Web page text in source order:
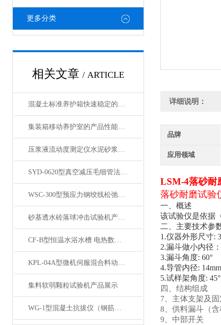
更多分类
相关文章 / ARTICLE
混凝土标准养护箱快速稳定的温湿度调节，确保标准化养护
集装箱移动养护室的产品性能特点和基本配置要求
压浆液流动度测定仪水泥砂浆稠度测定仪产品展示
SYD-0620型真空减压毛细管法沥青动力粘度试验仪展示
WSC-300型预应力钢绞线松弛试验机 产品展示
砂基透水砖落球冲击试验机产品展示
CF-B型恒温水浴水槽 电热数显实验室水浴锅加热产品展示
KPL-04A型微机伺服混合料动态疲劳试验机产品展示
集料软弱颗粒试验机产品展示
WG-1型混凝土抗拔仪（钢筋握裹力试验）产品展示
详细说明：
品牌
应用领域
LSM-4落砂耐
落砂耐磨试验
一、概述
该试验仪是依据
二、主要技术参
1.仪器外形尺寸:
2.漏斗做小内径
3.漏斗角度: 60°
4.导管内径:
5.试样架角度: 45°
四、结构组成
7、主体支架及
8、供料漏斗（
9、中部开关